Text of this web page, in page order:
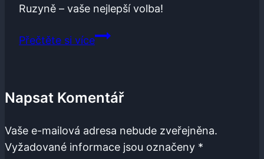
Ruzyně – vaše nejlepší volba!
Přečtěte si víceParkování
Ruzyně:
u
letiště
Napsat Komentář
Vaše e-mailová adresa nebude zveřejněna.
Vyžadované informace jsou označeny *